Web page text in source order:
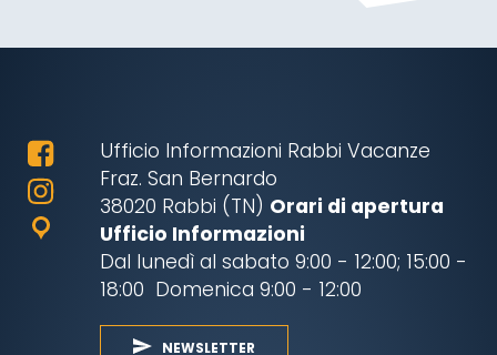
Ufficio Informazioni Rabbi Vacanze
Fraz. San Bernardo
38020 Rabbi (TN) Orari di apertura
Ufficio Informazioni
Dal lunedì al sabato 9:00 - 12:00; 15:00 -
18:00 Domenica 9:00 - 12:00
NEWSLETTER